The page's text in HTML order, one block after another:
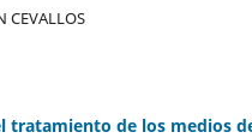
CEVALLOS
tratamiento de los medios